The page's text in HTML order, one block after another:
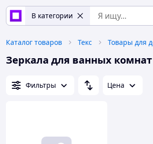
В категории
Каталог товаров Текс Товары для
Зеркала для ванных комнат
Фильтры Цена